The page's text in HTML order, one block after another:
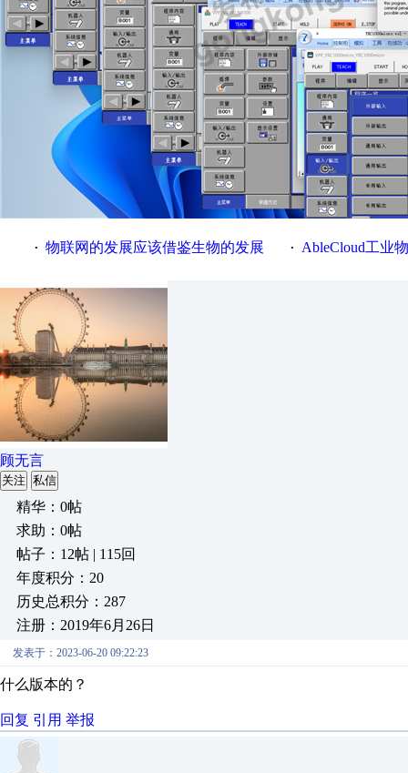
· 物联网的发展应该借鉴生物的发展 · AbleCloud工业物联
顾无言
关注 私信
精华：0帖
求助：0帖
帖子：12帖 | 115回
年度积分：20
历史总积分：287
注册：2019年6月26日
发表于：2023-06-20 09:22:23
什么版本的？
回复 引用 举报